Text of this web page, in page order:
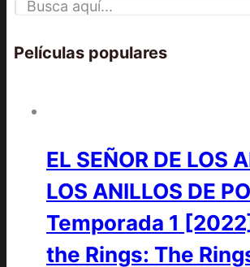
Películas populares
EL SEÑOR DE LOS
LOS ANILLOS DE
Temporada 1
the Rings: The